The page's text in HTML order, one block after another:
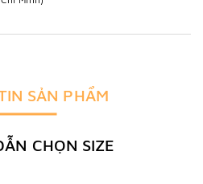
SẢN PHẨM
CHỌN SIZE